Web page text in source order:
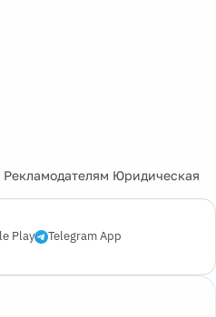
Рекламодателям Юридическая
Play Telegram App